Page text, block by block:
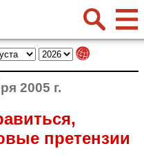
2005 г.
претензии